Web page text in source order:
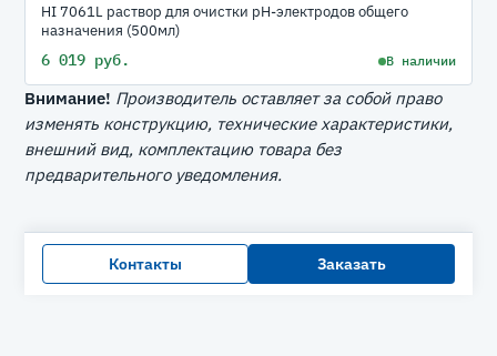
HI 7061L раствор для очистки рН-электродов общего
назначения (500мл)
6 019 руб. В наличии
Внимание! Производитель оставляет за собой право
изменять конструкцию, технические характеристики,
внешний вид, комплектацию товара без
предварительного уведомления.
Контакты Заказать